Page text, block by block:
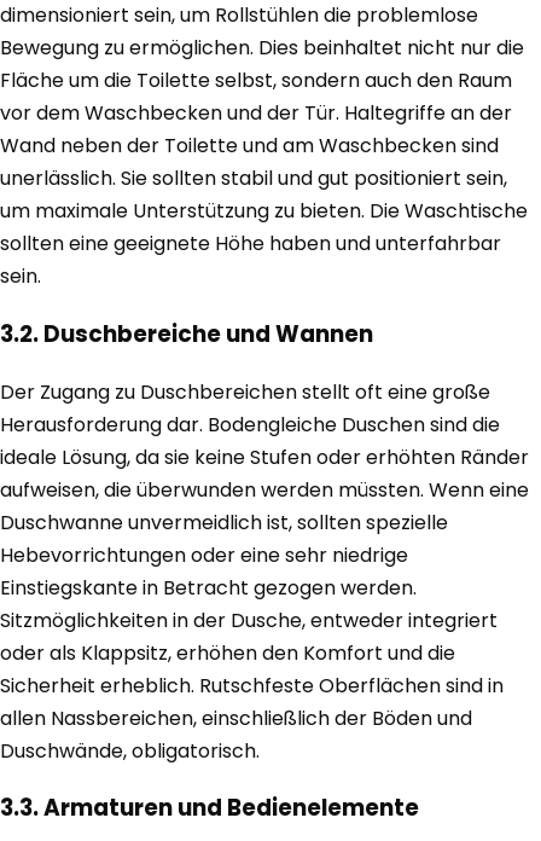
dimensioniert sein, um Rollstühlen die problemlose
Bewegung zu ermöglichen. Dies beinhaltet nicht nur die
Fläche um die Toilette selbst, sondern auch den Raum
vor dem Waschbecken und der Tür. Haltegriffe an der
Wand neben der Toilette und am Waschbecken sind
unerlässlich. Sie sollten stabil und gut positioniert sein,
um maximale Unterstützung zu bieten. Die Waschtische
sollten eine geeignete Höhe haben und unterfahrbar
sein.
3.2. Duschbereiche und Wannen
Der Zugang zu Duschbereichen stellt oft eine große
Herausforderung dar. Bodengleiche Duschen sind die
ideale Lösung, da sie keine Stufen oder erhöhten Ränder
aufweisen, die überwunden werden müssten. Wenn eine
Duschwanne unvermeidlich ist, sollten spezielle
Hebevorrichtungen oder eine sehr niedrige
Einstiegskante in Betracht gezogen werden.
Sitzmöglichkeiten in der Dusche, entweder integriert
oder als Klappsitz, erhöhen den Komfort und die
Sicherheit erheblich. Rutschfeste Oberflächen sind in
allen Nassbereichen, einschließlich der Böden und
Duschwände, obligatorisch.
3.3. Armaturen und Bedienelemente